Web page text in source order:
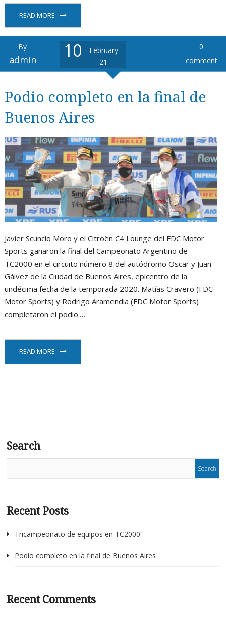
READ MORE
By
admin 10
February
21
0
comment
Podio completo en la final de
Buenos Aires
Javier Scuncio Moro y el Citroën C4 Lounge del FDC Motor
Sports ganaron la final del Campeonato Argentino de
TC2000 en el circuito número 8 del autódromo Oscar y Juan
Gálvez de la Ciudad de Buenos Aires, epicentro de la
undécima fecha de la temporada 2020. Matías Cravero (FDC
Motor Sports) y Rodrigo Aramendia (FDC Motor Sports)
completaron el podio.…
READ MORE
Search
Recent Posts
Tricampeonato de equipos en TC2000
Podio completo en la final de Buenos Aires
Recent Comments